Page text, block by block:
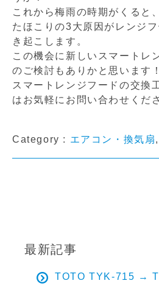
これから梅雨の時期がくると
たほこりの3大原因がレンジ
き起こします。
この機会に新しいスマートレ
のご検討もありかと思います！
スマートレンジフードの交換
はお気軽にお問い合わせくだ
Category : エアコン・換気扇,
最新記事
TOTO TYK-715 →